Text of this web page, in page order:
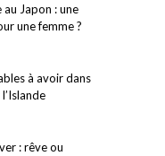
au Japon : une
une femme ?
à avoir dans
: rêve ou